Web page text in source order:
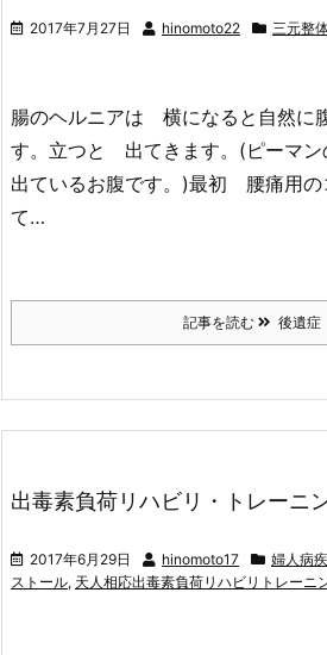
2017年7月27日 hinomoto22 三元整
腸のヘルニアは 横になると自然に
す。立つと 出てきます。(ピーマン
出ているお腹です。)最初 腰痛用の
て…
記事を読む 後遺
出毒素負荷リハビリ・トレーニ
2017年6月29日 hinomoto17 婦人病
ストール, 天人相応出毒素負荷リハビリトレーニ